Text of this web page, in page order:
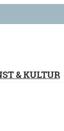
& KULTUR